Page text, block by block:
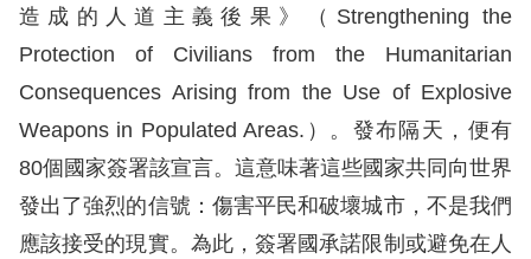
訴
人
資
料
庫
造成的人道主義後果》（Strengthening the
Protection of Civilians from the Humanitarian
Consequences Arising from the Use of Explosive
Weapons in Populated Areas.）。發布隔天，便有
80個國家簽署該宣言。這意味著這些國家共同向世界
發出了強烈的信號：傷害平民和破壞城市，不是我們
應該接受的現實。為此，簽署國承諾限制或避免在人